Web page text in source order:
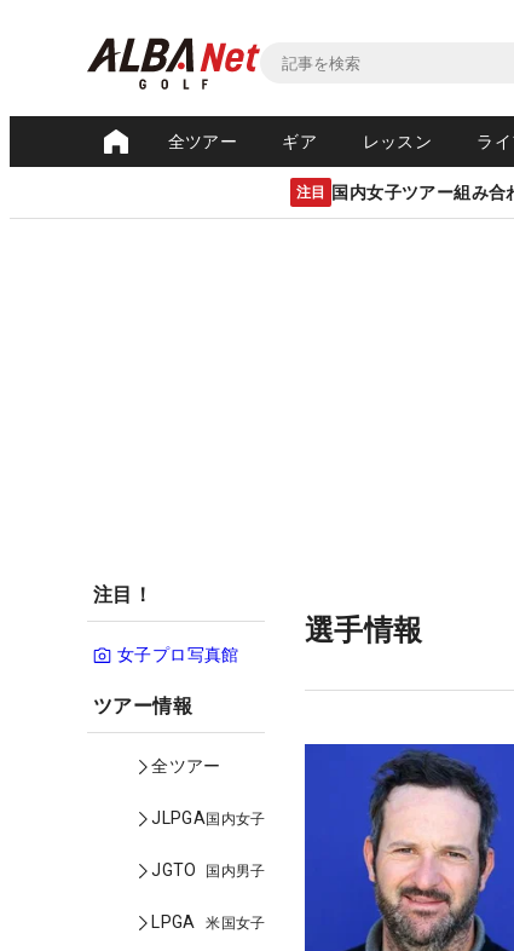
全ツアー ギア レッスン ライ
注目 国内女子ツアー組み合
注目！
女子プロ写真館
ツアー情報
全ツアー
JLPGA国内女子
JGTO 国内男子
LPGA 米国女子
選手情報